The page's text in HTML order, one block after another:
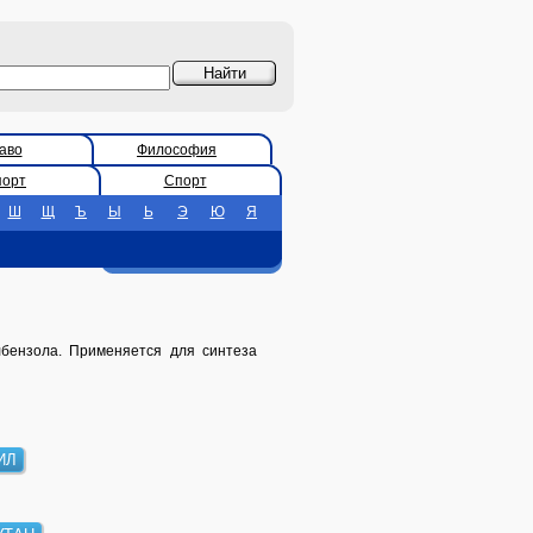
Философия
Спорт
Ш Щ Ъ Ы Ь Э Ю Я
Применяется для синтеза